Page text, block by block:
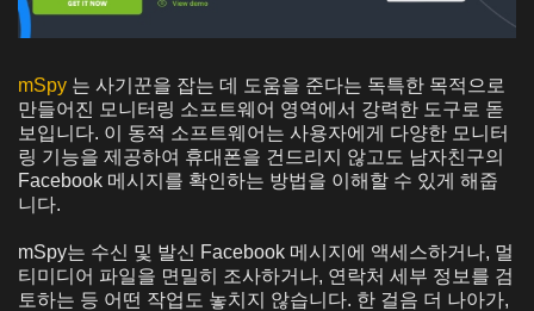
mSpy 는 사기꾼을 잡는 데 도움을 준다는 독특한 목적으로
만들어진 모니터링 소프트웨어 영역에서 강력한 도구로 돋
보입니다. 이 동적 소프트웨어는 사용자에게 다양한 모니터
링 기능을 제공하여 휴대폰을 건드리지 않고도 남자친구의
Facebook 메시지를 확인하는 방법을 이해할 수 있게 해줍
니다.
mSpy는 수신 및 발신 Facebook 메시지에 액세스하거나, 멀
티미디어 파일을 면밀히 조사하거나, 연락처 세부 정보를 검
토하는 등 어떤 작업도 놓치지 않습니다. 한 걸음 더 나아가,